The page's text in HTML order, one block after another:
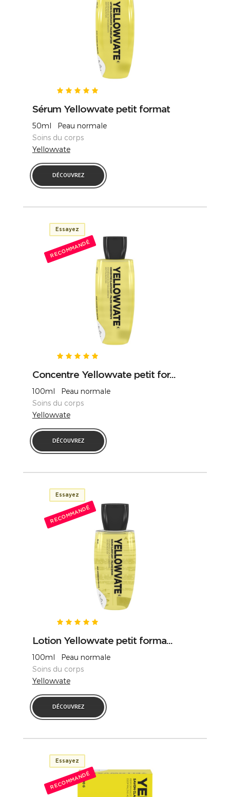
Sérum Yellowvate petit format
50ml Peau normale
Soins du corps
Yellowvate
DÉCOUVREZ
Essayez
RECOMMANDÉ
Concentre Yellowvate petit for...
100ml Peau normale
Soins du corps
Yellowvate
DÉCOUVREZ
Essayez
RECOMMANDÉ
Lotion Yellowvate petit forma...
100ml Peau normale
Soins du corps
Yellowvate
DÉCOUVREZ
Essayez
RECOMMANDÉ